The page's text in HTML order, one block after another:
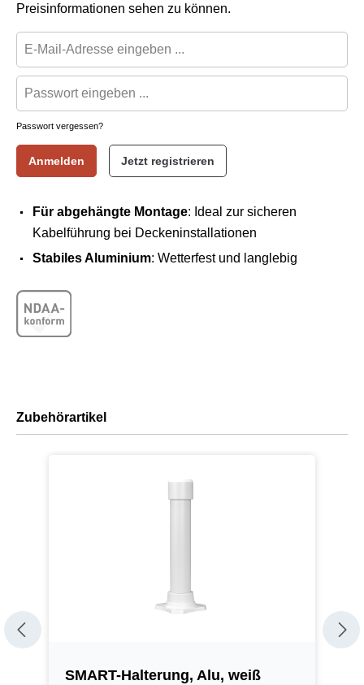
Preisinformationen sehen zu können.
Passwort vergessen?
Anmelden Jetzt registrieren
Für abgehängte Montage: Ideal zur sicheren
Kabelführung bei Deckeninstallationen
Stabiles Aluminium: Wetterfest und langlebig
Zubehörartikel
SMART-Halterung, Alu, weiß